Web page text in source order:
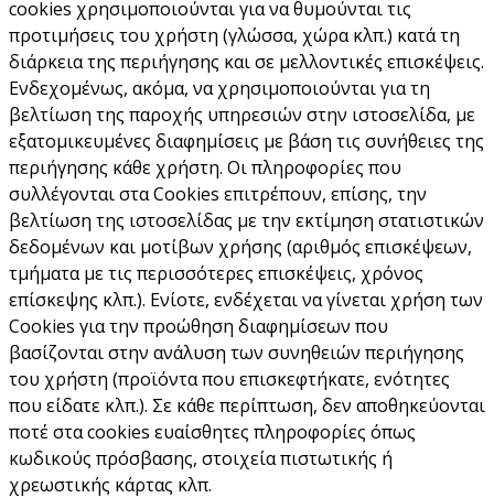
cookies χρησιμοποιούνται για να θυμούνται τις
προτιμήσεις του χρήστη (γλώσσα, χώρα κλπ.) κατά τη
διάρκεια της περιήγησης και σε μελλοντικές επισκέψεις.
Ενδεχομένως, ακόμα, να χρησιμοποιούνται για τη
βελτίωση της παροχής υπηρεσιών στην ιστοσελίδα, με
εξατομικευμένες διαφημίσεις με βάση τις συνήθειες της
περιήγησης κάθε χρήστη. Οι πληροφορίες που
συλλέγονται στα Cookies επιτρέπουν, επίσης, την
βελτίωση της ιστοσελίδας με την εκτίμηση στατιστικών
δεδομένων και μοτίβων χρήσης (αριθμός επισκέψεων,
τμήματα με τις περισσότερες επισκέψεις, χρόνος
επίσκεψης κλπ.). Ενίοτε, ενδέχεται να γίνεται χρήση των
Cookies για την προώθηση διαφημίσεων που
βασίζονται στην ανάλυση των συνηθειών περιήγησης
του χρήστη (προϊόντα που επισκεφτήκατε, ενότητες
που είδατε κλπ.). Σε κάθε περίπτωση, δεν αποθηκεύονται
ποτέ στα cookies ευαίσθητες πληροφορίες όπως
κωδικούς πρόσβασης, στοιχεία πιστωτικής ή
χρεωστικής κάρτας κλπ.